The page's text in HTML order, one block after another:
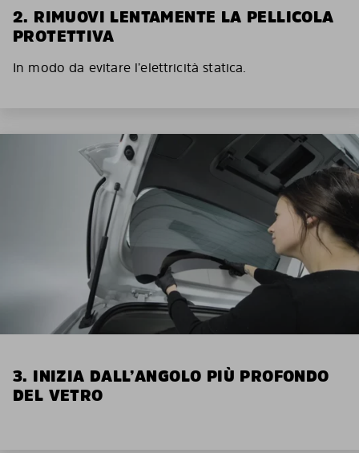
2. RIMUOVI LENTAMENTE LA PELLICOLA
PROTETTIVA
In modo da evitare l’elettricità statica.
3. INIZIA DALL’ANGOLO PIÙ PROFONDO
DEL VETRO